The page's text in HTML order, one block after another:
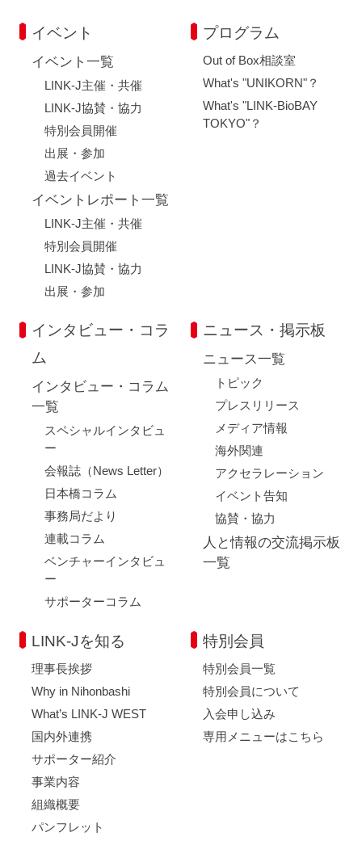
イベント
イベント一覧
LINK-J主催・共催
LINK-J協賛・協力
特別会員開催
出展・参加
過去イベント
イベントレポート一覧
LINK-J主催・共催
特別会員開催
LINK-J協賛・協力
出展・参加
プログラム
Out of Box相談室
What's "UNIKORN"？
What's "LINK-BioBAY
TOKYO"？
インタビュー・コラ
ム
インタビュー・コラム
一覧
スペシャルインタビュ
ー
会報誌（News Letter）
日本橋コラム
事務局だより
連載コラム
ベンチャーインタビュ
ー
サポーターコラム
ニュース・掲示板
ニュース一覧
トピック
プレスリリース
メディア情報
海外関連
アクセラレーション
イベント告知
協賛・協力
人と情報の交流掲示板
一覧
LINK-Jを知る
理事長挨拶
Why in Nihonbashi
What’s LINK-J WEST
国内外連携
サポーター紹介
事業内容
組織概要
パンフレット
特別会員
特別会員一覧
特別会員について
入会申し込み
専用メニューはこちら